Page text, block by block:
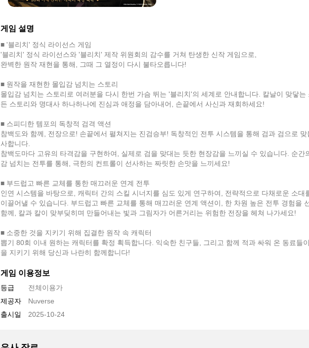
게임 설명
■ '블리치' 정식 라이선스 게임
'블리치' 정식 라이선스와 '블리치' 제작 위원회의 감수를 거쳐 탄생한 신작 게임으로,
완벽한 원작 재현을 통해, 그때 그 열정이 다시 불타오릅니다!
■ 원작을 재현한 몰입감 넘치는 스토리
몰입감 넘치는 스토리로 여러분을 다시 한번 가슴 뛰는 '블리치'의 세계로 안내합니다. 칼날이 맞닿는
든 스토리와 명대사 하나하나에 진심과 애정을 담아내어, 손끝에서 사신과 재회하세요!
■ 스피디한 템포의 독창적 검격 액션
참백도와 함께, 전장으로! 손끝에서 펼쳐지는 진검승부! 독창적인 전투 시스템을 통해 검과 검으로
사합니다.
참백도마다 고유의 타격감을 구현하여, 실제로 검을 맞대는 듯한 현장감을 느끼실 수 있습니다. 순간
감 넘치는 전투를 통해, 극한의 컨트롤이 선사하는 짜릿한 손맛을 느끼세요!
■ 부드럽고 빠른 교체를 통한 매끄러운 연계 전투
인연 시스템을 바탕으로, 캐릭터 간의 스킬 시너지를 심도 있게 연구하여, 전략적으로 다채로운 소대
이끌어낼 수 있습니다. 부드럽고 빠른 교체를 통해 매끄러운 연계 액션이, 한 차원 높은 전투 경험을
함께, 칼과 칼이 맞부딪히며 만들어내는 빛과 그림자가 어른거리는 위험한 전장을 헤쳐 나가세요!
■ 소중한 것을 지키기 위해 집결한 원작 속 캐릭터
뽑기 80회 이내 원하는 캐릭터를 확정 획득합니다. 익숙한 친구들, 그리고 함께 적과 싸워 온 동료들
을 지키기 위해 당신과 나란히 함께합니다!
게임 이용정보
등급
전체이용가
제공자
Nuverse
출시일
2025-10-24